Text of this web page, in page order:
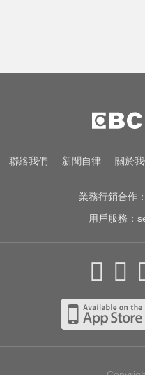
壓」 降雨時程
白家綺分享！
頭濾鏡靠親研
才連莊金鐘紅
聯絡我們 新聞自律 關於
業務行銷合作：
用戶服務：